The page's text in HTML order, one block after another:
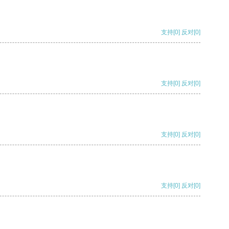
支持[0] 反对[0]
支持[0] 反对[0]
支持[0] 反对[0]
支持[0] 反对[0]